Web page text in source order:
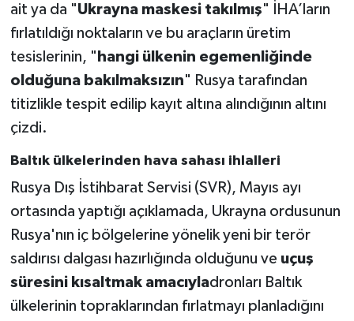
ait ya da "Ukrayna maskesi takılmış" İHA’ların
fırlatıldığı noktaların ve bu araçların üretim
tesislerinin, " hangi ülkenin egemenliğinde
olduğuna bakılmaksızın" Rusya tarafından
titizlikle tespit edilip kayıt altına alındığının altını
çizdi.
Baltık ülkelerinden hava sahası ihlalleri
Rusya Dış İstihbarat Servisi (SVR), Mayıs ayı
ortasında yaptığı açıklamada, Ukrayna ordusunun
Rusya'nın iç bölgelerine yönelik yeni bir terör
saldırısı dalgası hazırlığında olduğunu ve uçuş
süresini kısaltmak amacıyladronları Baltık
ülkelerinin topraklarından fırlatmayı planladığını